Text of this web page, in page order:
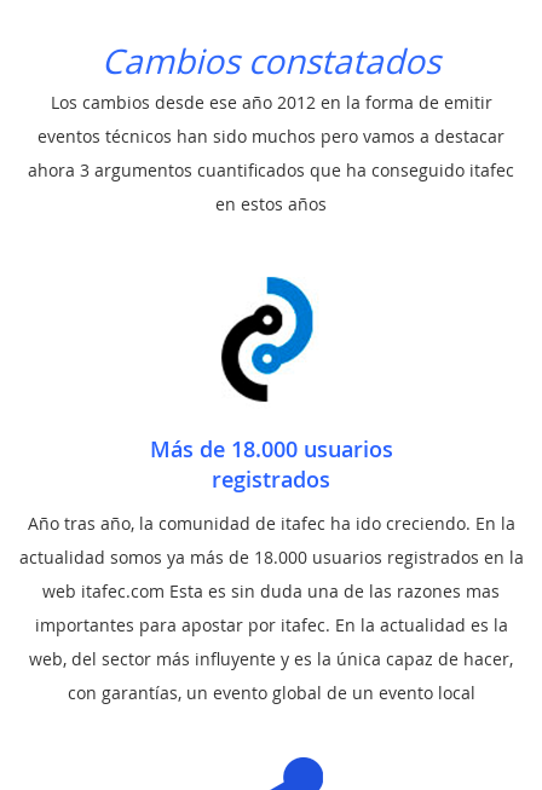
Cambios constatados
Los cambios desde ese año 2012 en la forma de emitir
eventos técnicos han sido muchos pero vamos a destacar
ahora 3 argumentos cuantificados que ha conseguido itafec
en estos años
Más de 18.000 usuarios
registrados
Año tras año, la comunidad de itafec ha ido creciendo. En la
actualidad somos ya más de 18.000 usuarios registrados en la
web itafec.com Esta es sin duda una de las razones mas
importantes para apostar por itafec. En la actualidad es la
web, del sector más influyente y es la única capaz de hacer,
con garantías, un evento global de un evento local